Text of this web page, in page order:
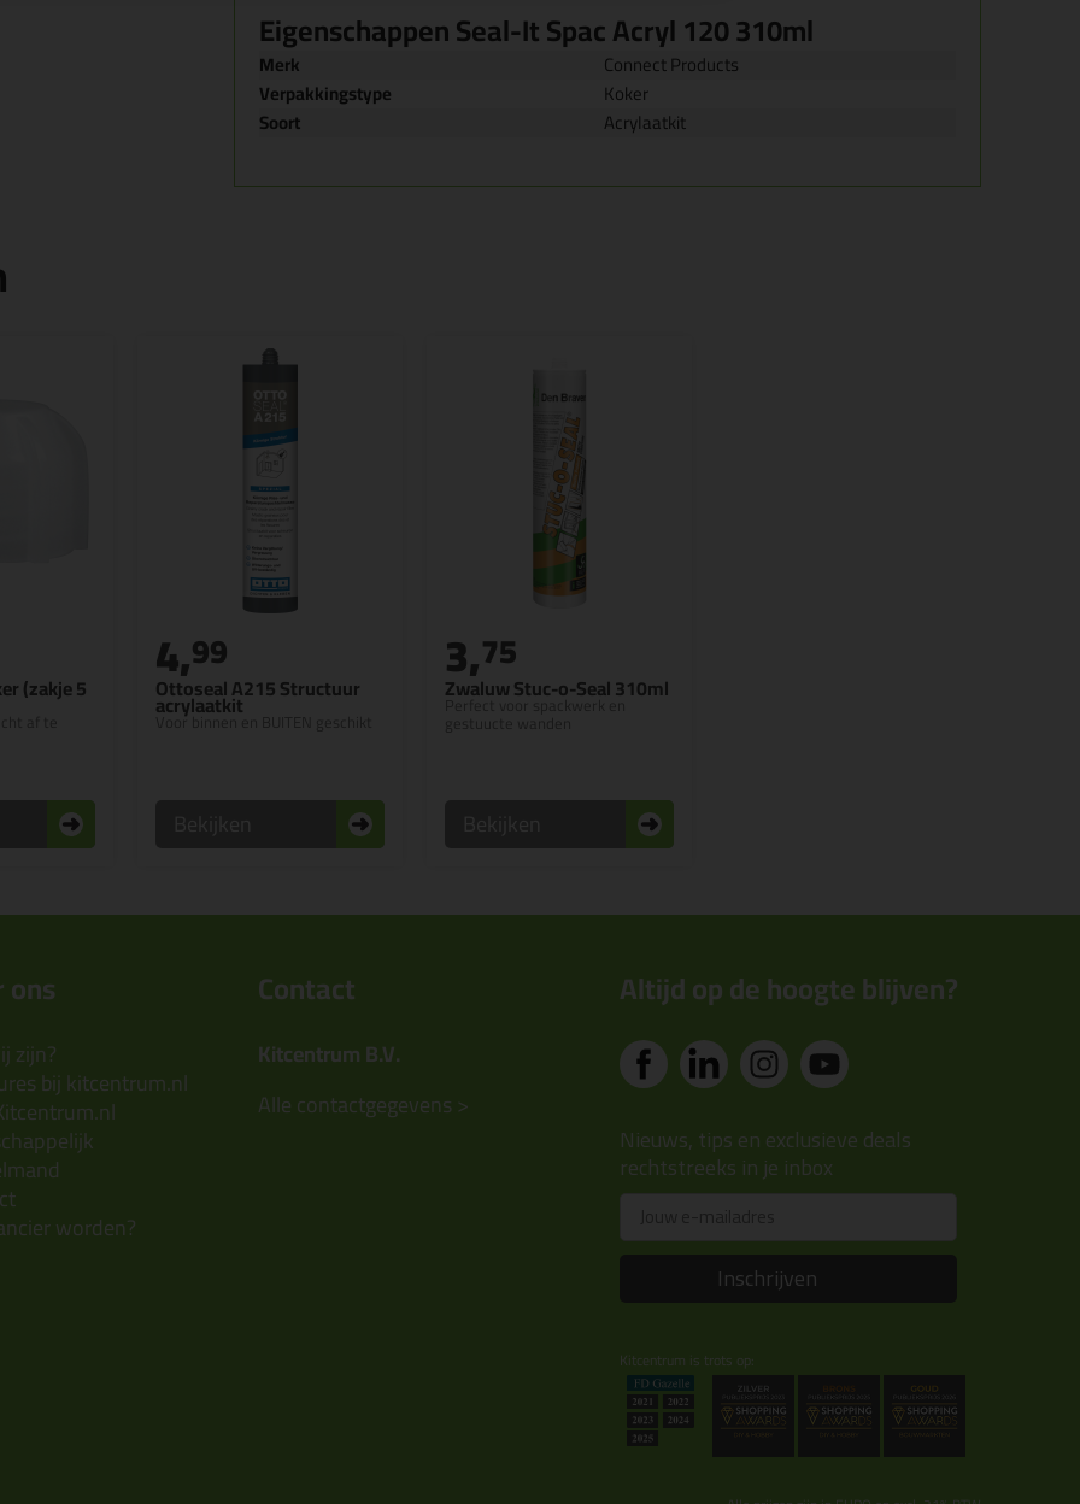
Eigenschappen Seal-It Spac Acryl 120 310ml
Merk
Connect Products
Verpakkingstype
Koker
Soort
Acrylaatkit
(zakje 5
af te
Ottoseal A215 Structuur
acrylaatkit
Voor binnen en BUITEN geschikt
4,99
Zwaluw Stuc-o-Seal 310ml
Perfect voor spackwerk en
3,75
ons
zijn?
bij kitcentrum.nl
worden?
Contact
Kitcentrum B.V.
Alle contactgegevens >
Altijd op de hoogte blijven?
Nieuws, tips en exclusieve deals
rechtstreeks in je inbox
Inschrijven
Kitcentrum is trots op: